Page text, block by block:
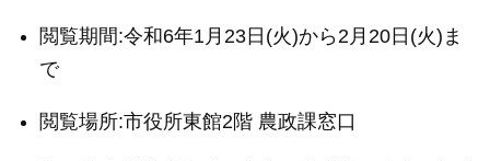
閲覧期間:令和6年1月23日(火)から2月20日(火)ま
で
閲覧場所:市役所東館2階 農政課窓口